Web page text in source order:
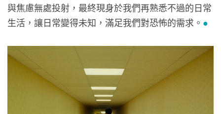
與焦慮無處投射，最終現身於我們再熟悉不過的日常
生活，讓日常變得未知，滿足我們對恐怖的需求。 ●